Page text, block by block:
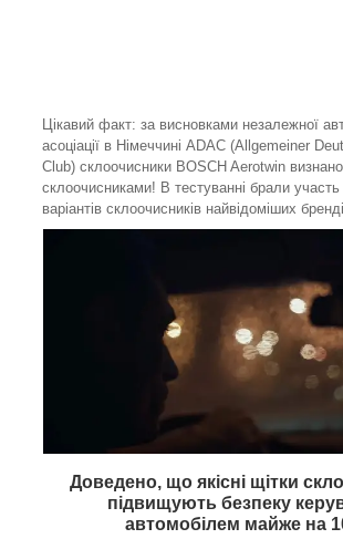
Цікавий факт: за висновками незалежної
асоціації в Німеччині ADAC (Allgemeiner
Club) склоочисники BOSCH Aerotwin
склоочисниками! В тестуванні брали участь
варіантів склоочисників найвідоміших
Доведено, що якісні щітки
підвищують безпеку
автомобілем майже на